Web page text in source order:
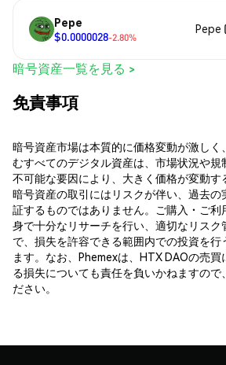
Pepe
$0.0000028-2.80%
Pepe
暗号資産一覧を見る >
免責事項
暗号資産市場は本質的に価格変動が激しく
むすべてのデジタル資産は、市場状況や
不可能な要因により、大きく価格が変動す
暗号資産の取引にはリスクが伴い、過去
証するものではありません。ご購入・ご利
身で十分なリサーチを行い、適切なリスク
で、損失を許容できる範囲内での投資を行
ます。なお、Phemexは、HTX DAOの売
る損失についても責任を負いかねますので
ださい。